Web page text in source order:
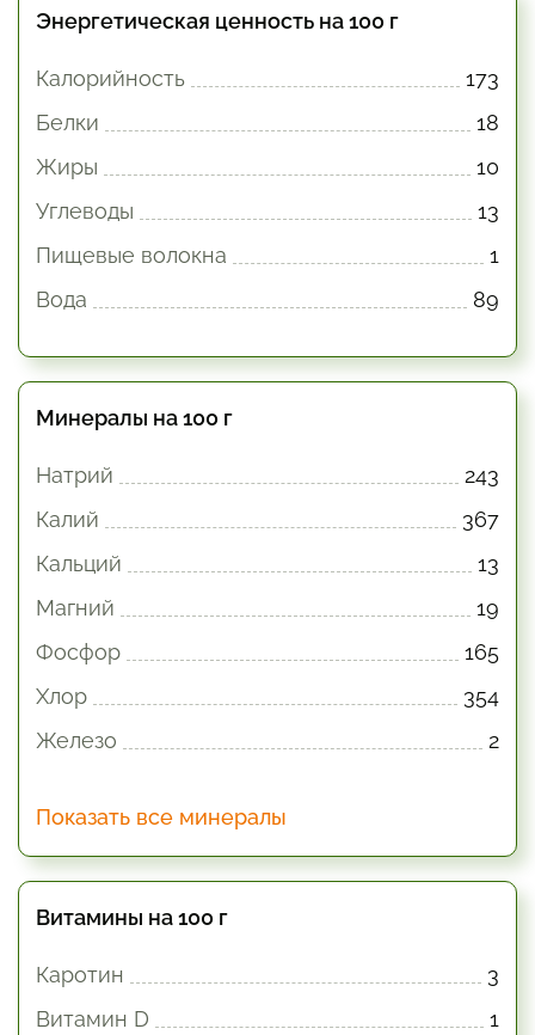
Энергетическая ценность на 100 г
Калорийность
173
Белки
18
Жиры
10
Углеводы
13
Пищевые волокна
1
Вода
89
Минералы на 100 г
Натрий
243
Калий
367
Кальций
13
Магний
19
Фосфор
165
Хлор
354
Железо
2
Показать все минералы
Витамины на 100 г
Каротин
3
Витамин D
1